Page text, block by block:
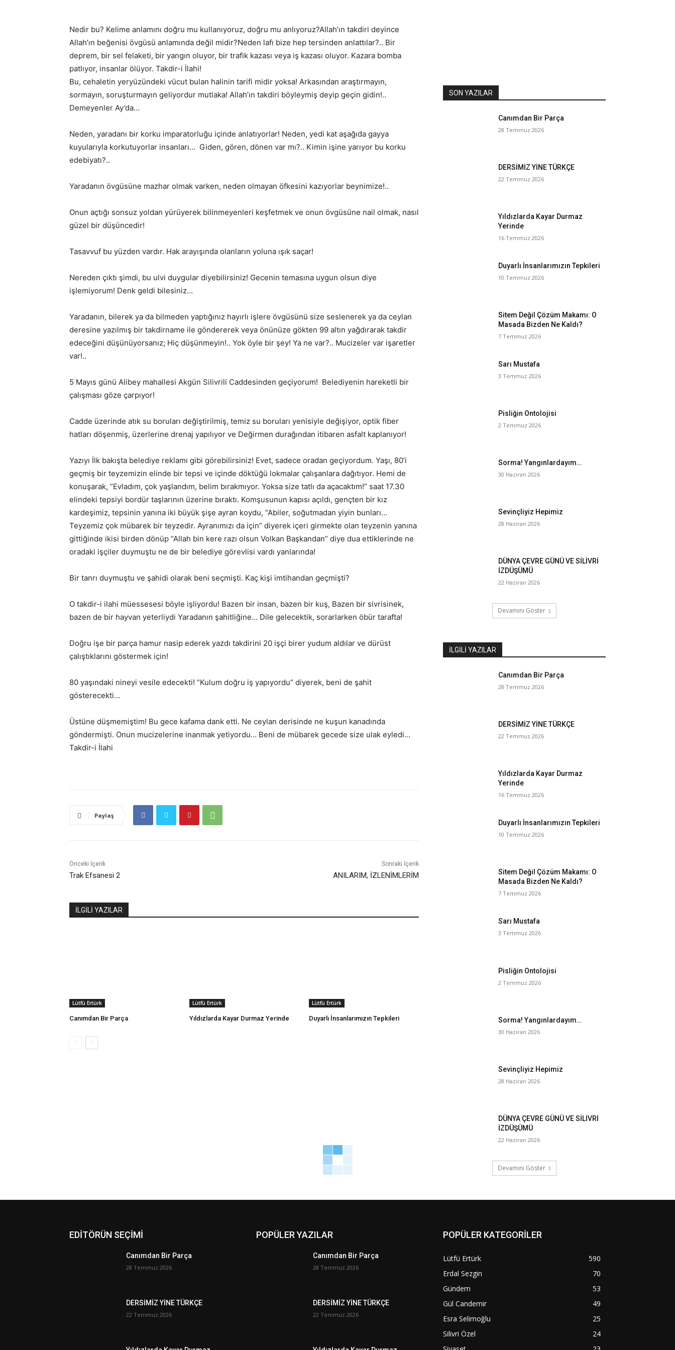
Nedir bu? Kelime anlamını doğru mu kullanıyoruz, doğru mu anlıyoruz?Allah’ın takdiri deyince
Allah’ın beğenisi övgüsü anlamında değil midir?Neden lafı bize hep tersinden anlattılar?.. Bir
deprem, bir sel felaketi, bir yangın oluyor, bir trafik kazası veya iş kazası oluyor. Kazara bomba
patlıyor, insanlar ölüyor. Takdir-i İlahi!
Bu, cehaletin yeryüzündeki vücut bulan halinin tarifi midir yoksa! Arkasından araştırmayın,
sormayın, soruşturmayın geliyordur mutlaka! Allah’ın takdiri böyleymiş deyip geçin gidin!..
Demeyenler Ay’da…
Neden, yaradanı bir korku imparatorluğu içinde anlatıyorlar! Neden, yedi kat aşağıda gayya
kuyularıyla korkutuyorlar insanları… Giden, gören, dönen var mı?.. Kimin işine yarıyor bu korku
edebiyatı?..
Yaradanın övgüsüne mazhar olmak varken, neden olmayan öfkesini kazıyorlar beynimize!..
Onun açtığı sonsuz yoldan yürüyerek bilinmeyenleri keşfetmek ve onun övgüsüne nail olmak, nasıl
güzel bir düşüncedir!
Tasavvuf bu yüzden vardır. Hak arayışında olanların yoluna ışık saçar!
Nereden çıktı şimdi, bu ulvi duygular diyebilirsiniz! Gecenin temasına uygun olsun diye
işlemiyorum! Denk geldi bilesiniz…
Yaradanın, bilerek ya da bilmeden yaptığınız hayırlı işlere övgüsünü size seslenerek ya da ceylan
deresine yazılmış bir takdirname ile göndererek veya önünüze gökten 99 altın yağdırarak takdir
edeceğini düşünüyorsanız; Hiç düşünmeyin!.. Yok öyle bir şey! Ya ne var?.. Mucizeler var işaretler
var!..
5 Mayıs günü Alibey mahallesi Akgün Silivrili Caddesinden geçiyorum! Belediyenin hareketli bir
çalışması göze çarpıyor!
Cadde üzerinde atık su boruları değiştirilmiş, temiz su boruları yenisiyle değişiyor, optik fiber
hatları döşenmiş, üzerlerine drenaj yapılıyor ve Değirmen durağından itibaren asfalt kaplanıyor!
Yazıyı İlk bakışta belediye reklamı gibi görebilirsiniz! Evet, sadece oradan geçiyordum. Yaşı, 80’i
geçmiş bir teyzemizin elinde bir tepsi ve içinde döktüğü lokmalar çalışanlara dağıtıyor. Hemi de
konuşarak, “Evladım, çok yaşlandım, belim bırakmıyor. Yoksa size tatlı da açacaktım!” saat 17.30
elindeki tepsiyi bordür taşlarının üzerine bıraktı. Komşusunun kapısı açıldı, gençten bir kız
kardeşimiz, tepsinin yanına iki büyük şişe ayran koydu, “Abiler, soğutmadan yiyin bunları…
Teyzemiz çok mübarek bir teyzedir. Ayranımızı da için” diyerek içeri girmekte olan teyzenin yanına
gittiğinde ikisi birden dönüp “Allah bin kere razı olsun Volkan Başkandan” diye dua ettiklerinde ne
oradaki işçiler duymuştu ne de bir belediye görevlisi vardı yanlarında!
Bir tanrı duymuştu ve şahidi olarak beni seçmişti. Kaç kişi imtihandan geçmişti?
O takdir-i ilahi müessesesi böyle işliyordu! Bazen bir insan, bazen bir kuş, Bazen bir sivrisinek,
bazen de bir hayvan yeterliydi Yaradanın şahitliğine… Dile gelecektik, sorarlarken öbür tarafta!
Doğru işe bir parça hamur nasip ederek yazdı takdirini 20 işçi birer yudum aldılar ve dürüst
çalıştıklarını göstermek için!
80 yaşındaki nineyi vesile edecekti! “Kulum doğru iş yapıyordu” diyerek, beni de şahit
gösterecekti…
Üstüne düşmemiştim! Bu gece kafama dank etti. Ne ceylan derisinde ne kuşun kanadında
göndermişti. Onun mucizelerine inanmak yetiyordu… Beni de mübarek gecede size ulak eyledi…
Takdir-i İlahi
Paylaş
Önceki İçerik
Trak Efsanesi 2
Sonraki İçerik
ANILARIM, İZLENİMLERİM
İLGİLİ YAZILAR
Lütfü Ertürk
Canımdan Bir Parça
Lütfü Ertürk
Yıldızlarda Kayar Durmaz Yerinde
Lütfü Ertürk
Duyarlı İnsanlarımızın Tepkileri
SON YAZILAR
Canımdan Bir Parça
28 Temmuz 2026
DERSİMİZ YİNE TÜRKÇE
22 Temmuz 2026
Yıldızlarda Kayar Durmaz
Yerinde
16 Temmuz 2026
Duyarlı İnsanlarımızın Tepkileri
10 Temmuz 2026
Sitem Değil Çözüm Makamı: O
Masada Bizden Ne Kaldı?
7 Temmuz 2026
Sarı Mustafa
3 Temmuz 2026
Pisliğin Ontolojisi
2 Temmuz 2026
Sorma! Yangınlardayım…
30 Haziran 2026
Sevinçliyiz Hepimiz
28 Haziran 2026
DÜNYA ÇEVRE GÜNÜ VE SİLİVRİ
İZDÜŞÜMÜ
22 Haziran 2026
Devamını Göster
İLGILI YAZILAR
Canımdan Bir Parça
28 Temmuz 2026
DERSİMİZ YİNE TÜRKÇE
22 Temmuz 2026
Yıldızlarda Kayar Durmaz
Yerinde
16 Temmuz 2026
Duyarlı İnsanlarımızın Tepkileri
10 Temmuz 2026
Sitem Değil Çözüm Makamı: O
Masada Bizden Ne Kaldı?
7 Temmuz 2026
Sarı Mustafa
3 Temmuz 2026
Pisliğin Ontolojisi
2 Temmuz 2026
Sorma! Yangınlardayım…
30 Haziran 2026
Sevinçliyiz Hepimiz
28 Haziran 2026
DÜNYA ÇEVRE GÜNÜ VE SİLİVRİ
İZDÜŞÜMÜ
22 Haziran 2026
Devamını Göster
EDİTÖRÜN SEÇİMİ
Canımdan Bir Parça
28 Temmuz 2026
DERSİMİZ YİNE TÜRKÇE
22 Temmuz 2026
POPÜLER YAZILAR
Canımdan Bir Parça
28 Temmuz 2026
DERSİMİZ YİNE TÜRKÇE
22 Temmuz 2026
POPÜLER KATEGORİLER
Lütfü Ertürk
590
Erdal Sezgin
70
Gündem
53
Gül Candemir
49
Esra Selimoğlu
25
Silivri Özel
24